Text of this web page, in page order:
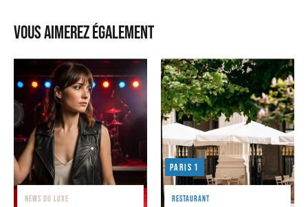
Vous aimerez également
NEWS DU LUXE
Paris 1
RESTAURANT